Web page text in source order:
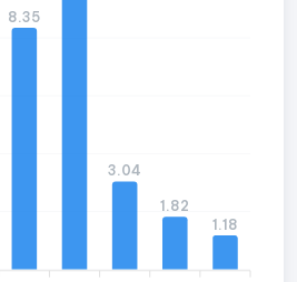
8.35
3.04
1.82
1.18